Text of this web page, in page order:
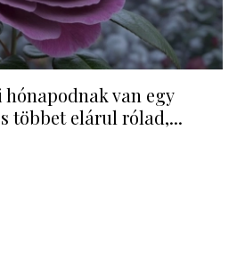
hónapodnak van egy
többet elárul rólad,...